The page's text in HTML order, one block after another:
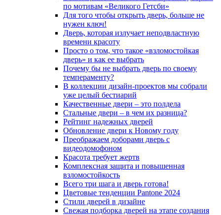
по мотивам «Великого Гетсби»
Для того чтобы открыть дверь, больше не
нужен ключ!
Дверь, которая излучает неподвластную
времени красоту
Просто о том, что такое «взломостойкая
дверь» и как ее выбрать
Почему бы не выбрать дверь по своему
темпераменту?
В коллекции дизайн-проектов мы собрали
уже целый бестиарий
Качественные двери – это полдела
Стальные двери – в чем их разница?
Рейтинг надежных дверей
Обновление двери к Новому году
Преображаем доборами дверь с
видеодомофоном
Красота требует жертв
Комплексная защита и повышенная
взломостойкость
Всего три шага и дверь готова!
Цветовые тенденции Pantone 2024
Стили дверей в дизайне
Свежая подборка дверей на этапе создания